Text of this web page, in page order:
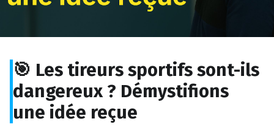
🎯 Les tireurs sportifs sont-ils
dangereux ? Démystifions
une idée reçue